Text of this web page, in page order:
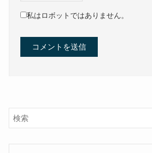
私はロボットではありません。